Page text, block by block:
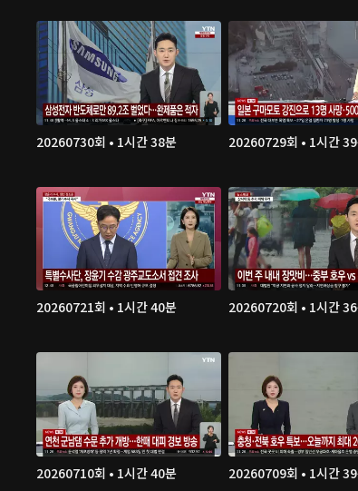
20260730회 • 1시간 38분 20260729회 • 1시간
20260721회 • 1시간 40분 20260720회 • 1시간
20260710회 • 1시간 40분 20260709회 • 1시간